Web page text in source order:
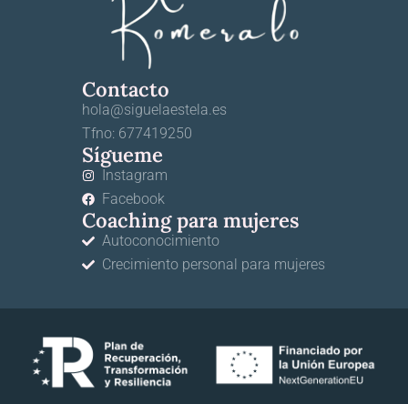
Contacto
hola@siguelaestela.es
Tfno: 677419250
Sígueme
Instagram
Facebook
Coaching para mujeres
Autoconocimiento
Crecimiento personal para mujeres